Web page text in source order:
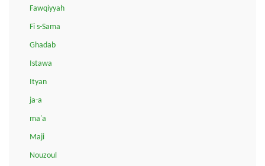
Fawqiyyah
Fi s-Sama
Ghadab
Istawa
Ityan
ja-a
ma'a
Maji
Nouzoul